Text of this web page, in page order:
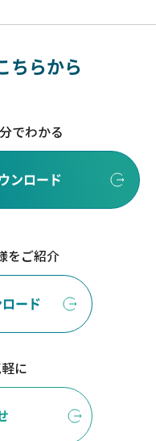
ちらから
でわかる
ンロード
をご紹介
ード
に